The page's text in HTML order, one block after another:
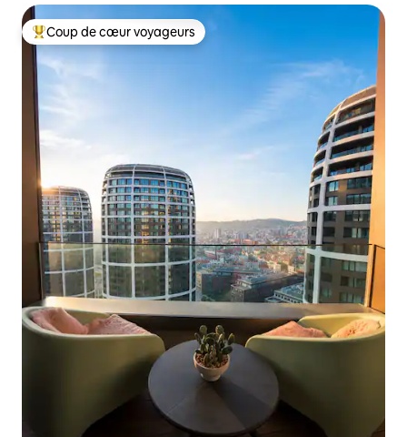
Coups de cœur voyageurs les plus appréciés
Coup de cœur voyageurs